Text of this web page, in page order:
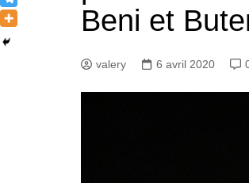
Beni et
valery 6 avril 2020